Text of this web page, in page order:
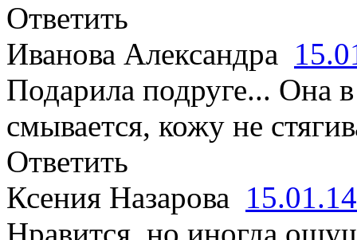
Ответить
Иванова Александра
Подарила подруге... Она
смывается, кожу не
Ответить
Ксения Назарова